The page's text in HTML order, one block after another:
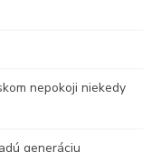
nepokoji niekedy
generáciu